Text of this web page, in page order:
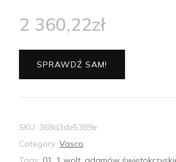
2 360,22zł
SPRAWDŹ SAM!
SKU: 368d3de5389e
Category: Vasco